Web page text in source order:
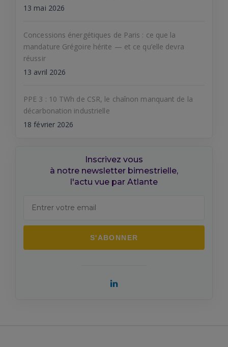
13 mai 2026
Concessions énergétiques de Paris : ce que la
mandature Grégoire hérite — et ce qu’elle devra
réussir
13 avril 2026
PPE 3 : 10 TWh de CSR, le chaînon manquant de la
décarbonation industrielle
18 février 2026
Inscrivez vous
à notre newsletter bimestrielle,
l'actu vue par Atlante